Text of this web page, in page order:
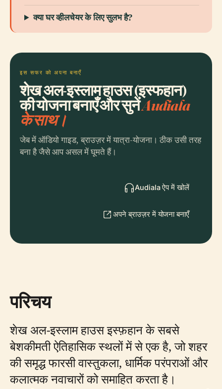
क्या घर व्हीलचेयर के लिए सुलभ है?
इस सफर को अपना बनाएँ
शेख अल-इस्लाम हाउस (इस्फहान)
की योजना बनाएँ और सुनेंAudiala
के साथ।
जेब में ऑडियो गाइड, ब्राउज़र में यात्रा-योजना। ठीक उसी तरह
बना है जैसे आप असल में घूमते हैं।
Audiala ऐप में खोलें
अपने ब्राउज़र में योजना बनाएँ
परिचय
शेख अल-इस्लाम हाउस इस्फ़हान के सबसे
बेशकीमती ऐतिहासिक स्थलों में से एक है, जो शहर
की समृद्ध फारसी वास्तुकला, धार्मिक परंपराओं और
कलात्मक नवाचारों को समाहित करता है।